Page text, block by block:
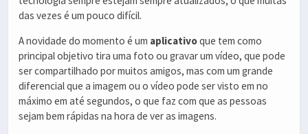
das vezes é um pouco difícil.
A novidade do momento é um aplicativoque tem como
principal objetivo tira uma foto ou gravar um vídeo, que pode
ser compartilhado por muitos amigos, mas com um grande
diferencial que a imagem ou o vídeo pode ser visto em no
máximo em até segundos, o que faz com que as pessoas
sejam bem rápidas na hora de ver as imagens.